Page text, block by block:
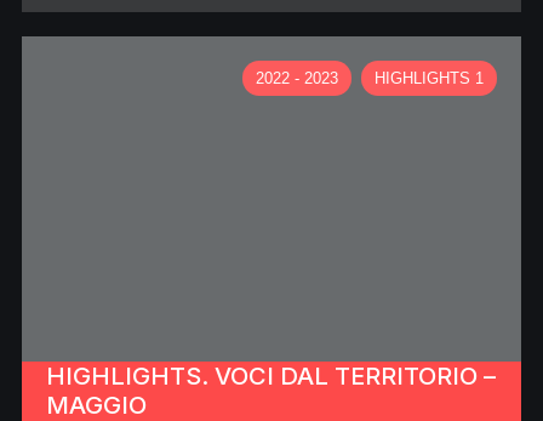
2022 - 2023 HIGHLIGHTS 1
HIGHLIGHTS. VOCI DAL TERRITORIO –
MAGGIO